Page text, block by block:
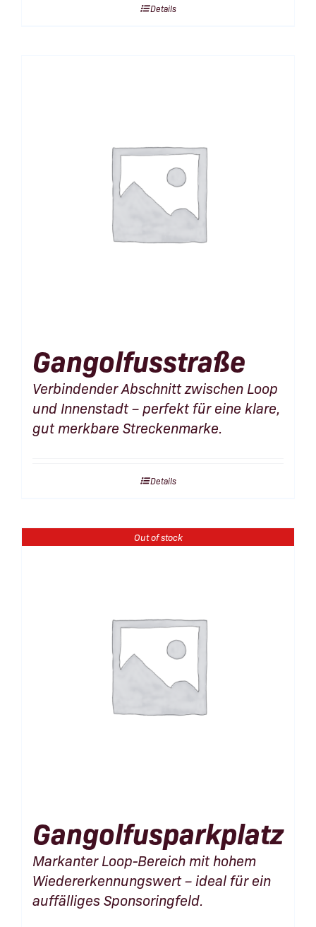
Details
Gangolfusstraße
Verbindender Abschnitt zwischen Loop
und Innenstadt – perfekt für eine klare,
gut merkbare Streckenmarke.
Details
Out of stock
Gangolfusparkplatz
Markanter Loop-Bereich mit hohem
Wiedererkennungswert – ideal für ein
auffälliges Sponsoringfeld.